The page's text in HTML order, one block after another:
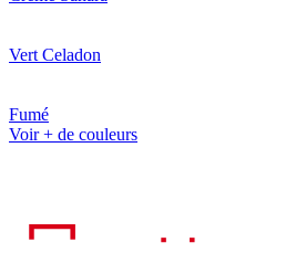
Vert Celadon
Fumé
Voir + de couleurs